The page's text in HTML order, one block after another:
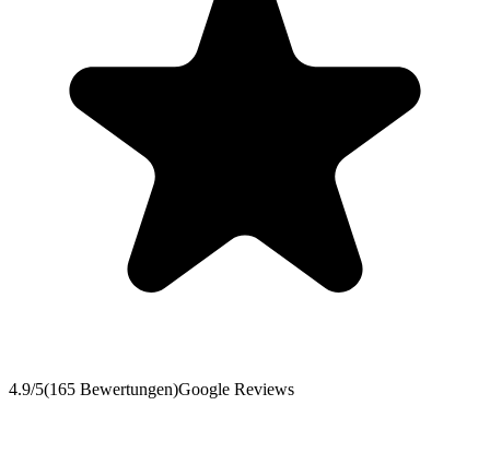
4.9/5(165 Bewertungen)Google Reviews